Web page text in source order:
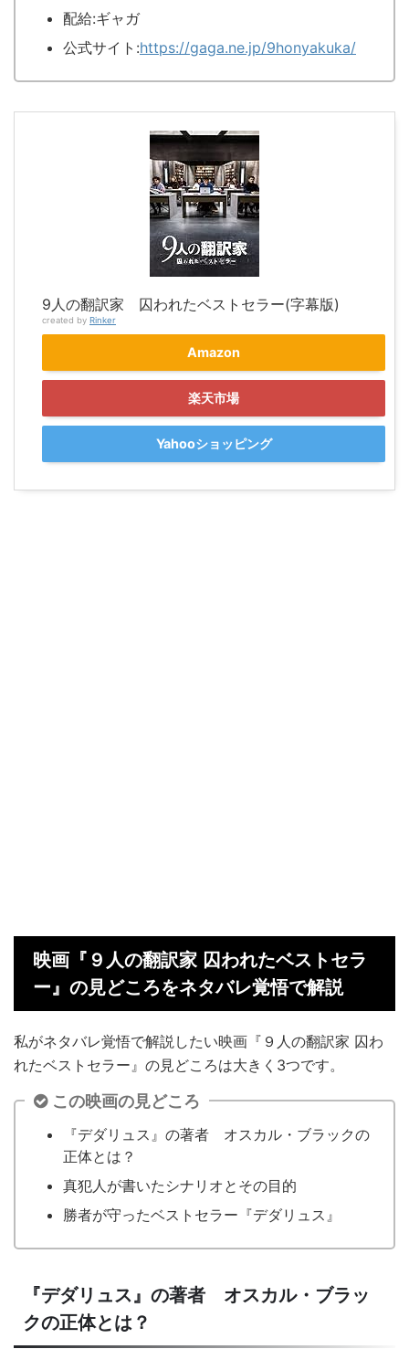
配給:ギャガ
公式サイト:https://gaga.ne.jp/9honyakuka/
9人の翻訳家 囚われたベストセラー(字幕版)
created by Rinker
Amazon
楽天市場
Yahooショッピング
映画『９人の翻訳家 囚われたベストセラ
ー』の見どころをネタバレ覚悟で解説
私がネタバレ覚悟で解説したい映画『９人の翻訳家 囚わ
れたベストセラー』の見どころは大きく3つです。
この映画の見どころ
『デダリュス』の著者 オスカル・ブラックの
正体とは？
真犯人が書いたシナリオとその目的
勝者が守ったベストセラー『デダリュス』
『デダリュス』の著者 オスカル・ブラッ
クの正体とは？